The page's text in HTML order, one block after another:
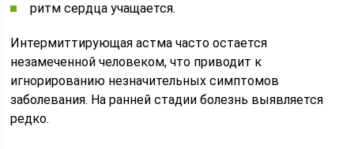
ритм сердца учащается.
Интермиттирующая астма часто остается
незамеченной человеком, что приводит к
игнорированию незначительных симптомов
заболевания. На ранней стадии болезнь выявляется
редко.